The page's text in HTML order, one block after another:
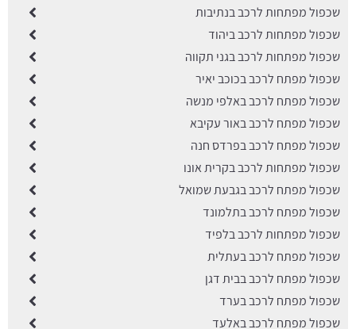
שכפול מפתחות לרכב בנתיבות
שכפול מפתחות לרכב ביהוד
שכפול מפתחות לרכב בגני תקווה
שכפול מפתח לרכב בכוכב יאיר
שכפול מפתח לרכב באלפי מנשה
שכפול מפתח לרכב באור עקיבא
שכפול מפתח לרכב בפרדס חנה
שכפול מפתחות לרכב בקרית אונו
שכפול מפתח לרכב בגבעת שמואל
שכפול מפתח לרכב בתלמונד
שכפול מפתחות לרכב בלפיד
שכפול מפתח לרכב בעתלית
שכפול מפתח לרכב בבית דגן
שכפול מפתח לרכב בערד
שכפול מפתח לרכב באלעד